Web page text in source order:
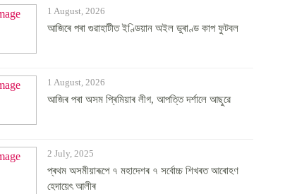
1 August, 2026
আজিৰে পৰা গুৱাহাটীত ইণ্ডিয়ান অইল ডুৰাণ্ড কাপ ফুটবল
1 August, 2026
আজিৰ পৰা অসম প্ৰিমিয়াৰ লীগ, আপত্তি দৰ্শালে আছুৱে
2 July, 2025
প্ৰথম অসমীয়াৰূপে ৭ মহাদেশৰ ৭ সৰ্বোচ্চ শিখৰত আৰোহণ
হেদায়েৎ আলীৰ